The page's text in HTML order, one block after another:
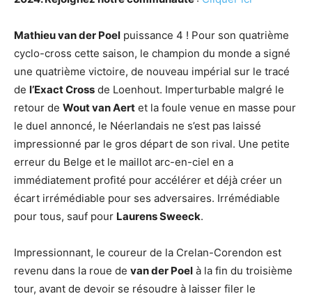
Mathieu van der Poel puissance 4 ! Pour son quatrième
cyclo-cross cette saison, le champion du monde a signé
une quatrième victoire, de nouveau impérial sur le tracé
de l’Exact Cross de Loenhout. Imperturbable malgré le
retour de Wout van Aert et la foule venue en masse pour
le duel annoncé, le Néerlandais ne s’est pas laissé
impressionné par le gros départ de son rival. Une petite
erreur du Belge et le maillot arc-en-ciel en a
immédiatement profité pour accélérer et déjà créer un
écart irrémédiable pour ses adversaires. Irrémédiable
pour tous, sauf pour Laurens Sweeck.
Impressionnant, le coureur de la Crelan-Corendon est
revenu dans la roue de van der Poel à la fin du troisième
tour, avant de devoir se résoudre à laisser filer le